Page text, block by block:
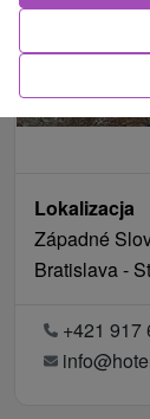
Lokalizacja
Západné
Bratislava -
+421 917